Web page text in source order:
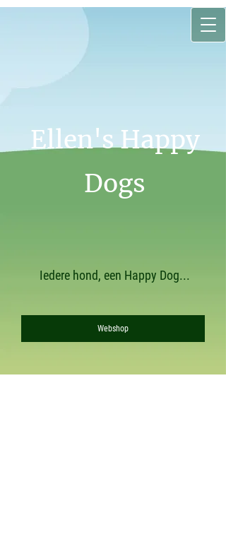
Ellen's Happy
Dogs
Iedere hond, een Happy Dog...
Webshop